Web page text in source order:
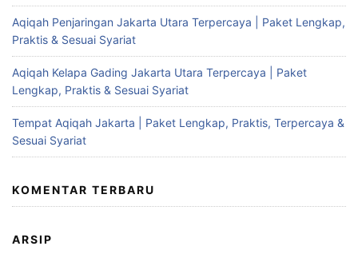
Aqiqah Penjaringan Jakarta Utara Terpercaya | Paket Lengkap,
Praktis & Sesuai Syariat
Aqiqah Kelapa Gading Jakarta Utara Terpercaya | Paket
Lengkap, Praktis & Sesuai Syariat
Tempat Aqiqah Jakarta | Paket Lengkap, Praktis, Terpercaya &
Sesuai Syariat
KOMENTAR TERBARU
ARSIP